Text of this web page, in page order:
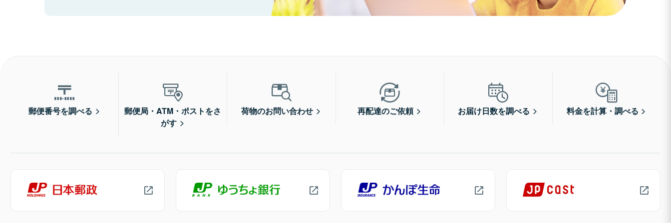
郵便番号を調べる
郵便局・ATM・ポストをさ
がす
荷物のお問い合わせ 再配達のご依頼 お届け日数を調べる 料金を計算・調べる